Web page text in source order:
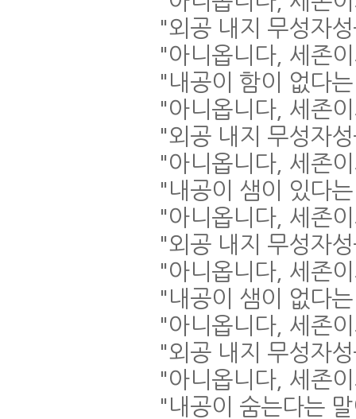
"외공 내지 무성자
"아니옵니다, 세존
" 내공이 함이 없다
"아니옵니다, 세존
"외공 내지 무성자
"아니옵니다, 세존
" 내공이 샘이 있다
"아니옵니다, 세존
"외공 내지 무성자
"아니옵니다, 세존
" 내공이 샘이 없다
"아니옵니다, 세존
"외공 내지 무성자
"아니옵니다, 세존
" 내공이 숨는다는